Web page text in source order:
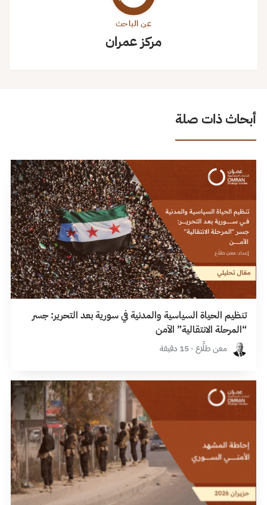
عن الباحث
مركز عمران
أبحاث ذات صلة
تنظيم الحياة السياسية والمدنية في سورية بعد التحرير: جسر
“المرحلة الانتقالية” الآمن
معن طلَّاع · 15 دقيقة